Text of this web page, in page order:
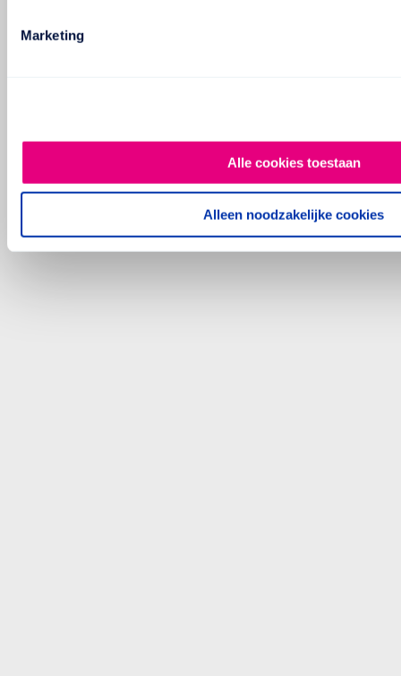
Marketing
Alle cookies toestaan
Alleen noodzakelijke cookies